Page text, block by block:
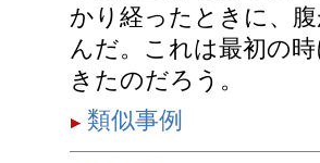
かり経ったときに、
んだ。これは最初の
きたのだろう。
類似事例